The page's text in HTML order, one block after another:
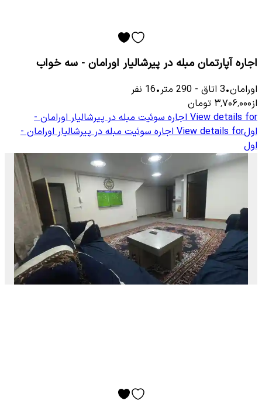
اجاره آپارتمان مبله در پیرشالیار اورامان - سه خواب
اورامان•
3 اتاق -
290 متر•
16 نفر
از۳٬۷۰۶٬۰۰۰ تومان
View details for اجاره سوئیت مبله در پیرشالیار اورامان -
اولView details for اجاره سوئیت مبله در پیرشالیار اورامان -
اول